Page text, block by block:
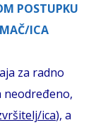
POSTUPKU
ICA
za radno
neodređeno,
ica), a